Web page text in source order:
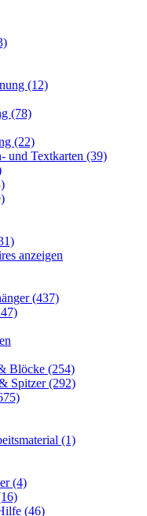
(12)
(78)
(22)
und Textkarten (39)
anzeigen
(437)
Blöcke (254)
Spitzer (292)
(1)
(4)
(46)